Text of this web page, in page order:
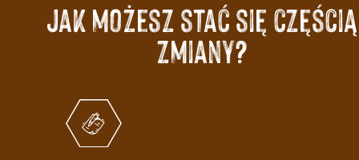
Jak możesz stać się częścią
zmiany?